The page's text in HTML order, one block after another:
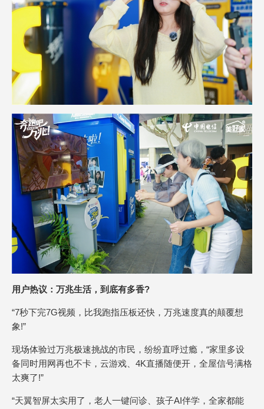
用户热议：万兆生活，到底有多香?
“7秒下完7G视频，比我跑指压板还快，万兆速度真的颠覆想
象!”
现场体验过万兆极速挑战的市民，纷纷直呼过瘾，“家里多设
备同时用网再也不卡，云游戏、4K直播随便开，全屋信号满格
太爽了!”
“天翼智屏太实用了，老人一键问诊、孩子AI伴学，全家都能